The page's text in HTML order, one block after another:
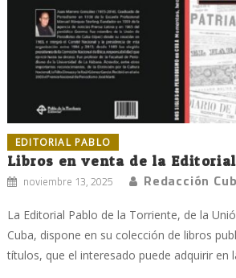
EDITORIAL PABLO
Libros en venta de la
noviembre 13, 2025 Redacción
La Editorial Pablo de la Torriente, de la
Cuba, dispone en su colección de libros
títulos, que el interesado puede adquirir en